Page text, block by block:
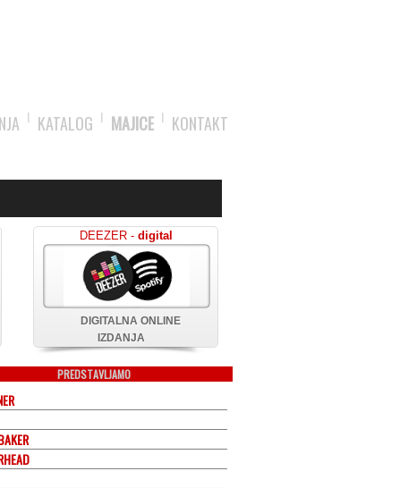
KATALOG MAJICE KONTAKT
DEEZER - digital
DIGITALNA ONLINE
IZDANJA
PREDSTAVLJAMO